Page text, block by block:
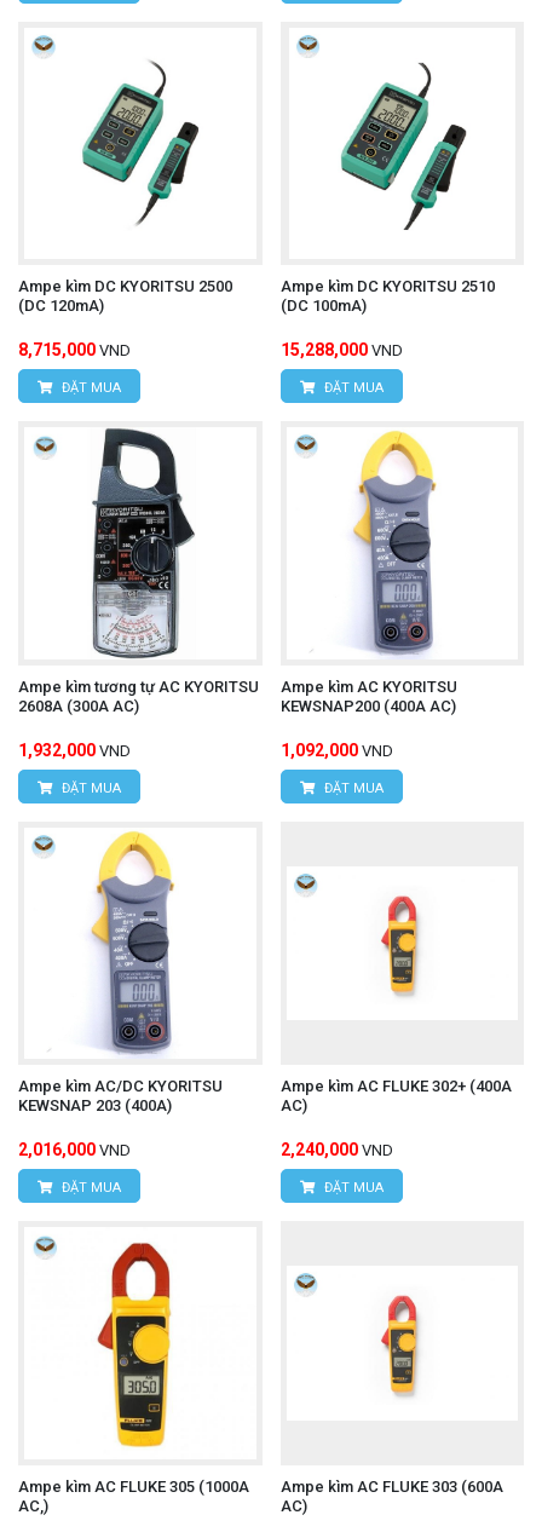
Ampe kìm DC KYORITSU 2500
(DC 120mA)
8,715,000 VND
ĐẶT MUA
Ampe kìm DC KYORITSU 2510
(DC 100mA)
15,288,000 VND
ĐẶT MUA
Ampe kìm tương tự AC KYORITSU
2608A (300A AC)
1,932,000 VND
ĐẶT MUA
Ampe kìm AC KYORITSU
KEWSNAP200 (400A AC)
1,092,000 VND
ĐẶT MUA
Ampe kìm AC/DC KYORITSU
KEWSNAP 203 (400A)
2,016,000 VND
ĐẶT MUA
Ampe kìm AC FLUKE 302+ (400A
AC)
2,240,000 VND
ĐẶT MUA
Ampe kìm AC FLUKE 305 (1000A
AC,)
Ampe kìm AC FLUKE 303 (600A
AC)